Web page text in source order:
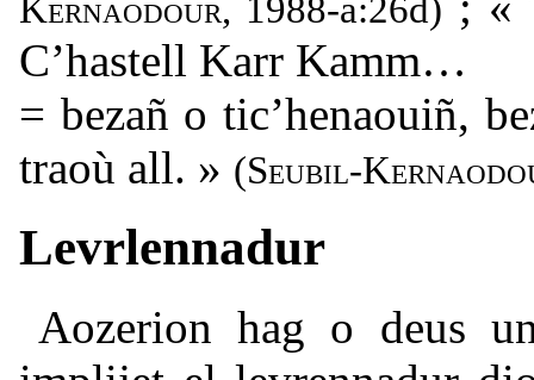
Kernaodour, 1988-a:26d)
C’hastell Karr Kamm…
= bezañ o tic’henaouiñ,
traoù all. » (Seubil-
Levrlennadur
Aozerion hag o deus